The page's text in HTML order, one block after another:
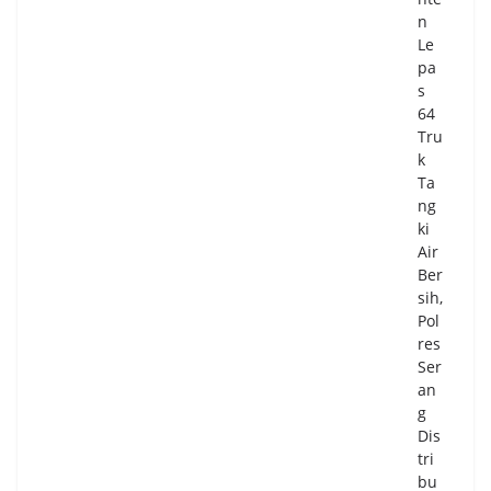
n
36
Pos
La
nsi
a,
Be
ny
am
in:
Wu
jud
ka
n
La
nsi
a
Se
hat
,
Akt
n
Le
pa
s
64
Tru
k
Ta
ng
ki
Air
Ber
sih,
Pol
res
Ser
an
g
Dis
tri
bu